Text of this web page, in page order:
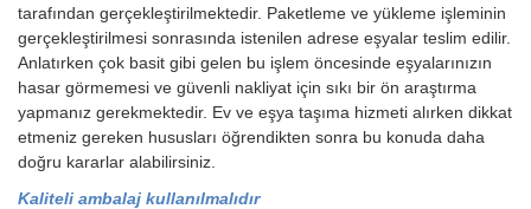
tarafından gerçekleştirilmektedir. Paketleme ve yükleme işleminin
gerçekleştirilmesi sonrasında istenilen adrese eşyalar teslim edilir.
Anlatırken çok basit gibi gelen bu işlem öncesinde eşyalarınızın
hasar görmemesi ve güvenli nakliyat için sıkı bir ön araştırma
yapmanız gerekmektedir. Ev ve eşya taşıma hizmeti alırken dikkat
etmeniz gereken hususları öğrendikten sonra bu konuda daha
doğru kararlar alabilirsiniz.
Kaliteli ambalaj kullanılmalıdır